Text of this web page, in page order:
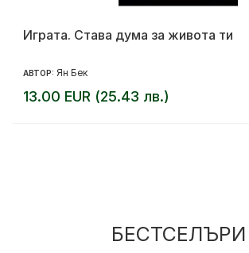
Играта. Става дума за живота ти
АВТОР: Ян Бек
13.00 EUR (25.43 лв.)
БЕСТСЕЛЪРИ